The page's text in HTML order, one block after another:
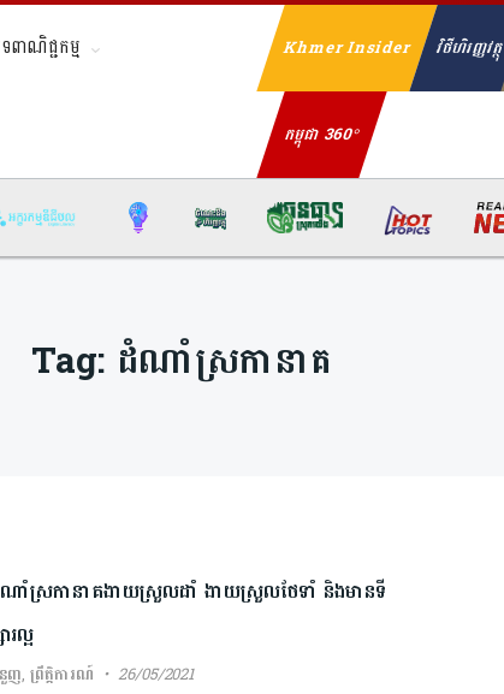
ពាណិជ្ជកម្ម Khmer Insider វិថីហិរញ្ញវត្ថុ
កម្ពុជា 360°
Tag: ដំណាំស្រកានាគ
ាំស្រកានាគងាយស្រួលដាំ ងាយស្រួលថែទាំ និងមានទី
រល្អ
ញ,ព្រឹត្តិការណ៍ 26/05/2021